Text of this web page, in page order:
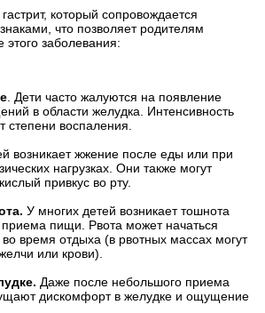
который сопровождается
что позволяет родителям
этого заболевания:
. Дети часто жалуются на появление
в области желудка. Интенсивность
степени воспаления.
возникает жжение после еды или при
нагрузках. Они также могут
привкус во рту.
У многих детей возникает тошнота
приема пищи. Рвота может начаться
время отдыха (в рвотных массах могут
или крови).
Даже после небольшого приема
дискомфорт в желудке и ощущение